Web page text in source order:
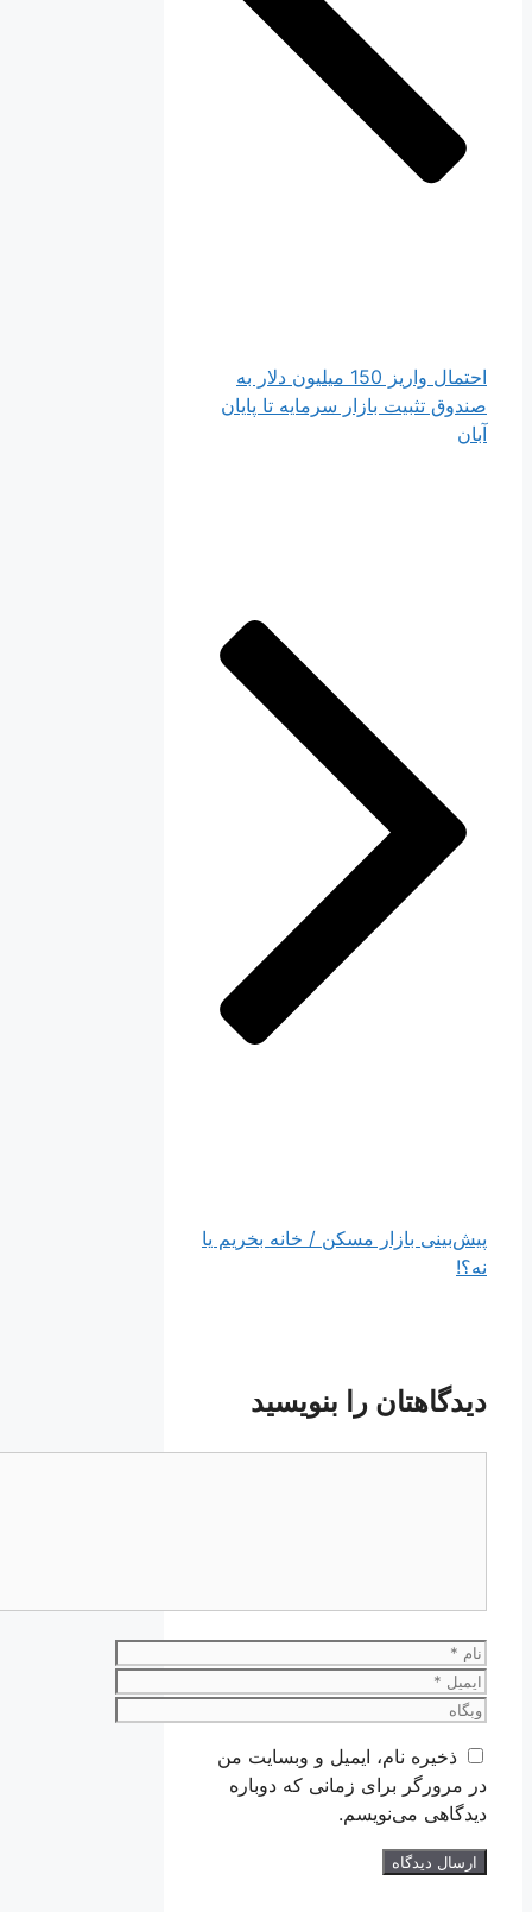
احتمال واریز 150 میلیون دلار به
صندوق تثبیت بازار سرمایه تا پایان
آبان
پیش‌بینی بازار مسکن / خانه بخریم یا
نه؟!
دیدگاهتان را بنویسید
نام
ایمیل
وبگاه
ذخیره نام، ایمیل و وبسایت من
در مرورگر برای زمانی که دوباره
دیدگاهی می‌نویسم.